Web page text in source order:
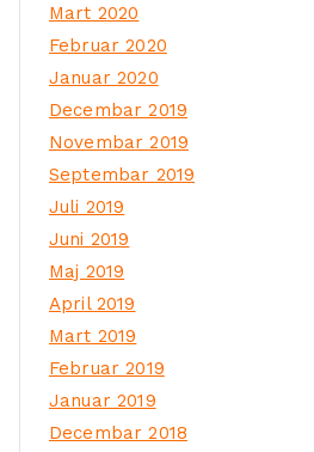
Mart 2020
Februar 2020
Januar 2020
Decembar 2019
Novembar 2019
Septembar 2019
Juli 2019
Juni 2019
Maj 2019
April 2019
Mart 2019
Februar 2019
Januar 2019
Decembar 2018